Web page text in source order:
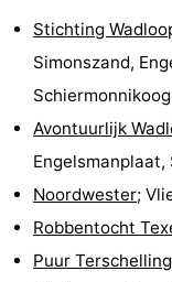
Schiermonnikoog
-
Ameland
Terschelling
-
Vlieland
Noord-
Holland
-
Natuur
-
Stichting
Simonszand,
Schiermonnikoog
Avontuurlijk
Engelsmanplaat,
Noordwester;
Robbentocht
Puur Terschelling